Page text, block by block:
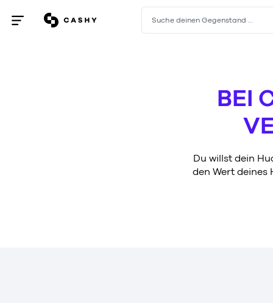
Menü
Suche deinen Gegenstand …
BEI
Du willst dein
den Wert deines